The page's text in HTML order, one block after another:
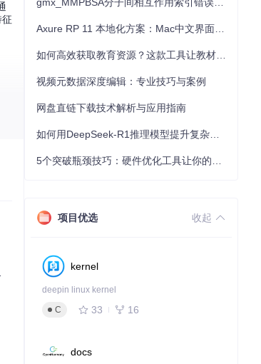
视频元数据深度编辑：专业技巧与案例
网盘直链下载技术解析与应用指南
项目优选 收起
kernel
deepin linux kernel
C
33 16
docs